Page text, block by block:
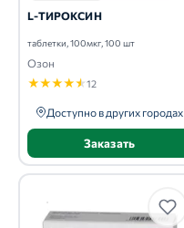
L-ТИРОКСИН
таблетки, 100мкг, 100 шт
Озон
★★★★★12
Доступно в других городах
Заказать